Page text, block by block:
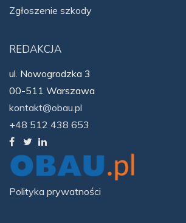
Zgłoszenie szkody
REDAKCJA
ul. Nowogrodzka 3
00-511 Warszawa
kontakt@obau.pl
+48 512 438 653
Polityka prywatności